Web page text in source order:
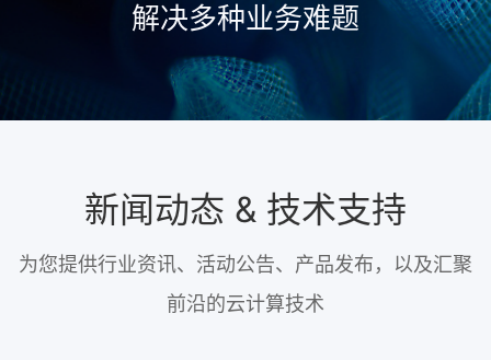
解决多种业务难题
新闻动态 & 技术支持
为您提供行业资讯、活动公告、产品发布，以及汇聚
前沿的云计算技术